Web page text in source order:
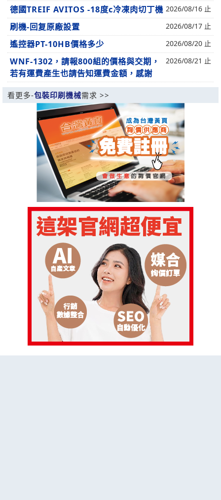
德國TREIF AVITOS -18度c冷凍肉切丁機 2026/08/16 止
刷機-回复原廠設置 2026/08/17 止
遙控器PT-10HB價格多少 2026/08/20 止
WNF-1302，請報800組的價格與交期，
若有運費產生也請告知運費金額，感謝
2026/08/21 止
看更多-包裝印刷機械需求 >>